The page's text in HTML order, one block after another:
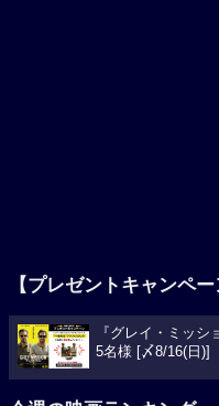
【プレゼントキャンペー
『グレイ・ミッ
5名様 [〆8/16(日)]